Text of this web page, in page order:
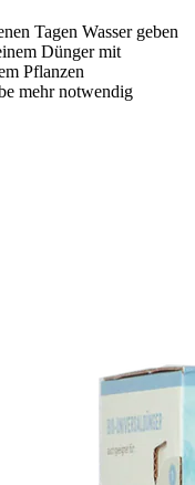
Tagen Wasser geben
Dünger mit
Pflanzen
mehr notwendig